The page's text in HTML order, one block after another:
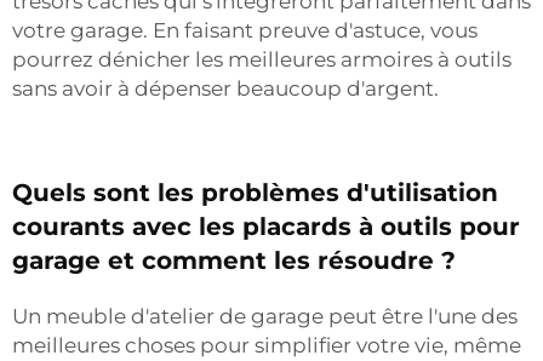
votre garage. En faisant preuve d'astuce, vous
pourrez dénicher les meilleures armoires à outils
sans avoir à dépenser beaucoup d'argent.
Quels sont les problèmes d'utilisation
courants avec les placards à outils pour
garage et comment les résoudre ?
Un meuble d'atelier de garage peut être l'une des
meilleures choses pour simplifier votre vie, même